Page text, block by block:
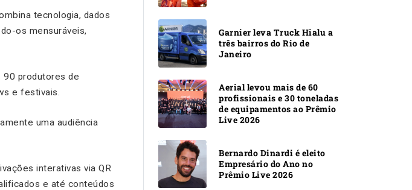
tecnologia, dados
os mensuráveis,
90 produtores de
e festivais.
uma audiência
interativas via QR
e até conteúdos
Garnier leva Truck Hialu a
três bairros do Rio de
Janeiro
Aerial levou mais de 60
profissionais e 30 toneladas
de equipamentos ao Prêmio
Live 2026
Bernardo Dinardi é eleito
Empresário do Ano no
Prêmio Live 2026